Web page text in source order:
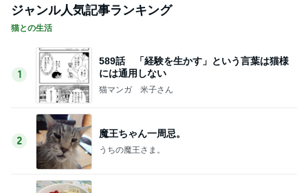
ジャンル人気記事ランキング
猫との生活
1
589話 「経験を生かす」という言葉は猫様
には通用しない
猫マンガ 米子さん
2
魔王ちゃん一周忌。
うちの魔王さま。